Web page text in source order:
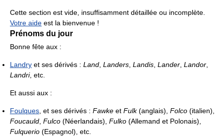
Cette section est vide, insuffisamment détaillée ou incomplète.
Votre aide est la bienvenue !
Prénoms du jour
Bonne fête aux :
Landry et ses dérivés : Land Landers Landis Lander Landor
Landri, etc.
Et aussi aux :
Foulques , et ses dérivés : Fawke et Fulk(anglais), Folco (italien),
Foucauld Fulco (Néerlandais), Fulko (Allemand et Polonais),
Fulquerio (Espagnol), etc.